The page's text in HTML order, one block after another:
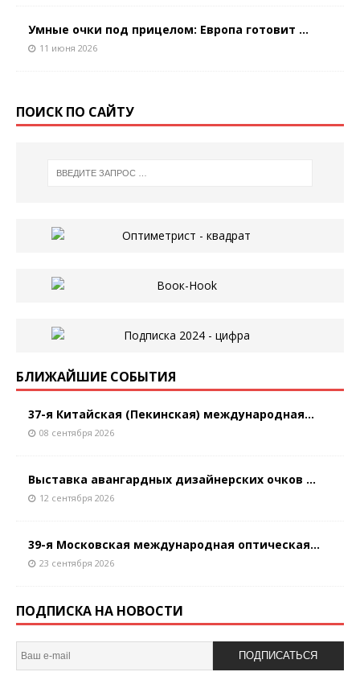
Умные очки под прицелом: Европа готовит ...
11 июня 2026
ПОИСК ПО САЙТУ
БЛИЖАЙШИЕ СОБЫТИЯ
37-я Китайская (Пекинская) международная...
08 сентября 2026
Выставка авангардных дизайнерских очков ...
12 сентября 2026
39-я Московская международная оптическая...
23 сентября 2026
ПОДПИСКА НА НОВОСТИ
ПОДПИСАТЬСЯ